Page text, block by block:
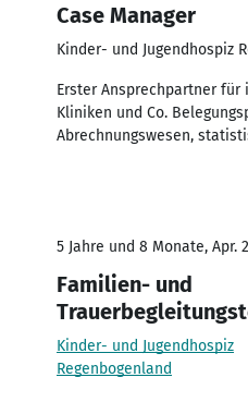
Case Manager
Kinder- und Jugendhospiz
Erster Ansprechpartner
Kliniken und Co.
Abrechnungswesen,
5 Jahre und 8 Monate, Apr.
Familien- und
Kinder- und Jugendhospiz
Regenbogenland